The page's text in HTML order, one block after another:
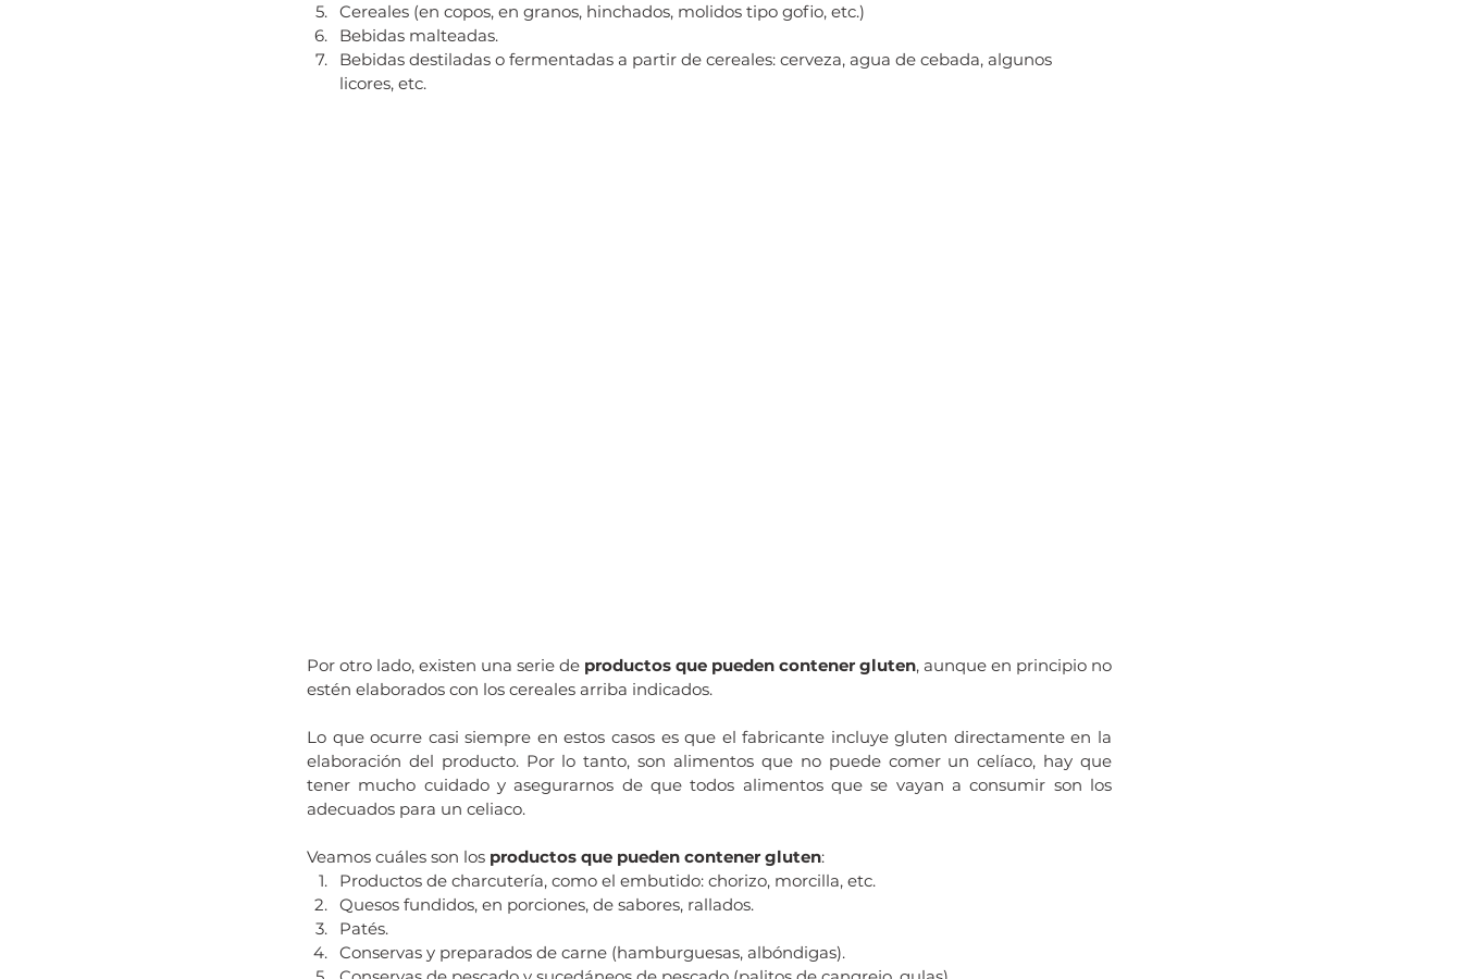
Cereales (en copos, en granos, hinchados, molidos tipo gofio, etc.)
Bebidas malteadas.
Bebidas destiladas o fermentadas a partir de cereales: cerveza, agua de cebada, algunos
licores, etc.
Por otro lado, existen una serie de productos que pueden contener gluten, aunque en principio no
estén elaborados con los cereales arriba indicados.
Lo que ocurre casi siempre en estos casos es que el fabricante incluye gluten directamente en la
elaboración del producto. Por lo tanto, son alimentos que no puede comer un celíaco, hay que
tener mucho cuidado y asegurarnos de que todos alimentos que se vayan a consumir son los
adecuados para un celiaco.
Veamos cuáles son los productos que pueden contener gluten:
Productos de charcutería, como el embutido: chorizo, morcilla, etc.
Quesos fundidos, en porciones, de sabores, rallados.
Patés.
Conservas y preparados de carne (hamburguesas, albóndigas).